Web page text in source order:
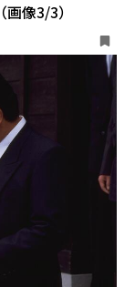
像3/3）